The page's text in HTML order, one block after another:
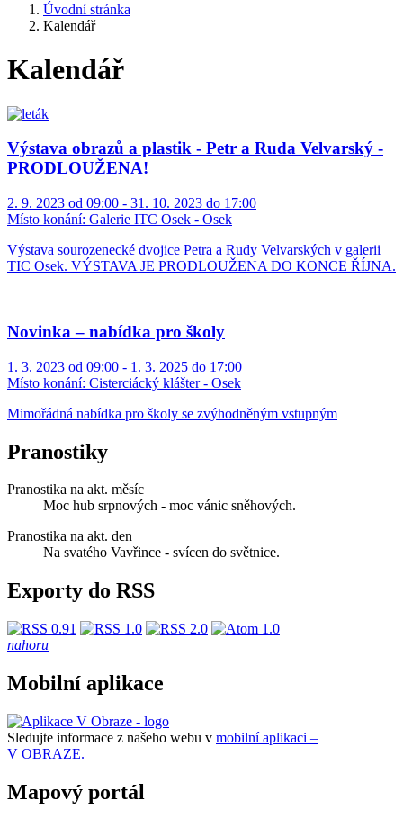
Úvodní stránka
Kalendář
Kalendář
Výstava obrazů a plastik - Petr a Ruda Velvarský -
PRODLOUŽENA!
2. 9. 2023 od 09:00 - 31. 10. 2023 do 17:00
Místo konání: Galerie ITC Osek - Osek
Výstava sourozenecké dvojice Petra a Rudy Velvarských v galerii
TIC Osek. VÝSTAVA JE PRODLOUŽENA DO KONCE ŘÍJNA.
Novinka – nabídka pro školy
1. 3. 2023 od 09:00 - 1. 3. 2025 do 17:00
Místo konání: Cisterciácký klášter - Osek
Mimořádná nabídka pro školy se zvýhodněným vstupným
Pranostiky
Pranostika na akt. měsíc
Moc hub srpnových - moc vánic sněhových.
Pranostika na akt. den
Na svatého Vavřince - svícen do světnice.
Exporty do RSS
nahoru
Mobilní aplikace
Sledujte informace z našeho webu v mobilní aplikaci –
V OBRAZE.
Mapový portál